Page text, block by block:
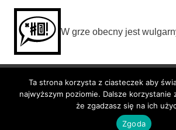
W grze obec­ny jest
BlackBox 3City
Dumnie wspierane przez
Ta strona korzysta z ciasteczek aby
najwyższym poziomie. Dalsze korzystanie
że zgadzasz się na ich
Zgoda